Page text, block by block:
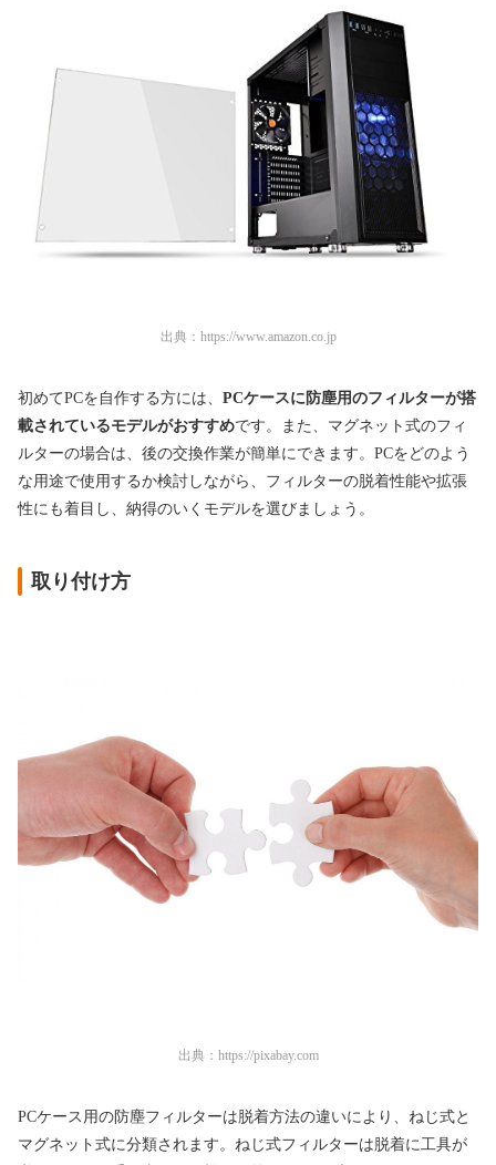
出典： https://www.amazon.co.jp
初めてPCを自作する方には、 PCケースに防塵用のフィルターが搭
載されているモデルがおすすめです。また、マグネット式のフィ
ルターの場合は、後の交換作業が簡単にできます。PCをどのよう
な用途で使用するか検討しながら、フィルターの脱着性能や拡張
性にも着目し、納得のいくモデルを選びましょう。
取り付け方
出典： https://pixabay.com
PCケース用の防塵フィルターは脱着方法の違いにより、ねじ式と
マグネット式に分類されます。ねじ式フィルターは脱着に工具が